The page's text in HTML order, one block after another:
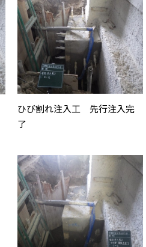
ひび割れ注入工 先行注入完
了